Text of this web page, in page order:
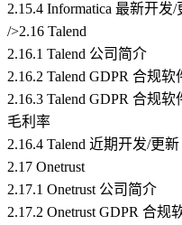
2.15.4 Informatica 最新开发/
/>2.16 Talend
2.16.1 Talend 公司简介
2.16.2 Talend GDPR 合规
2.16.3 Talend GDPR 合规
毛利率
2.16.4 Talend 近期开发/更新
2.17 Onetrust
2.17.1 Onetrust 公司简介
2.17.2 Onetrust GDPR 合规